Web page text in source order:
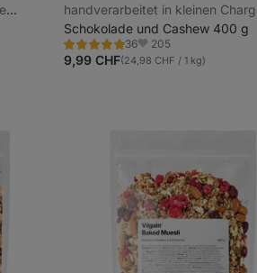
handverarbeitet in kleinen
maximale Frische, gluten- und
zuckerfrei
Schokolade und Cashew 400 g
36
Bewertung
4.8/5,
36
Favoriten
205
9,99 CHF(24,98 CHF / 1 kg)